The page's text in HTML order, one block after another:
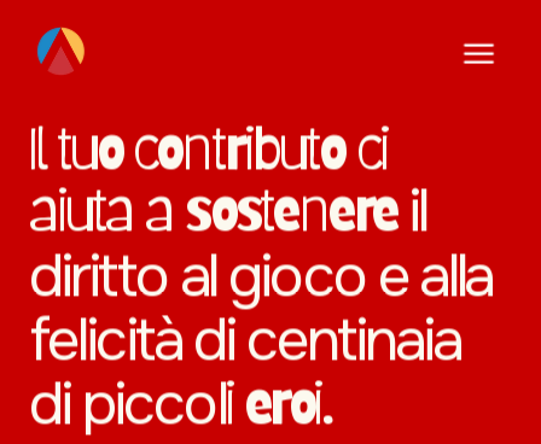
Il tuo contributo ci
aiuta a sostenere il
diritto al gioco e alla
felicità di centinaia
di piccoli eroi.